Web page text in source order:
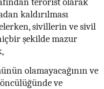
kaldırılması
sivillerin ve sivil
şekilde mazur
olamayacağının ve
ve